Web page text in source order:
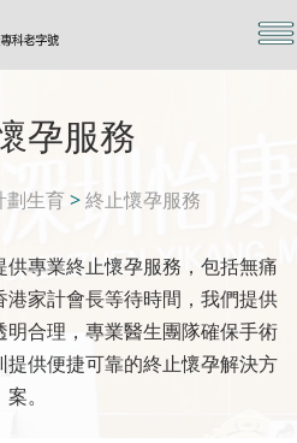
孕服務
劃生育>終止懷孕服務
專業終止懷孕服務，包括無痛
家計會長等待時間，我們提供
合理，專業醫生團隊確保手術
供便捷可靠的終止懷孕解決方
案。